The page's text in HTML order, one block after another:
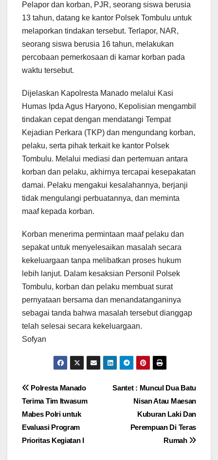
Pelapor dan korban, PJR, seorang siswa berusia
13 tahun, datang ke kantor Polsek Tombulu untuk
melaporkan tindakan tersebut. Terlapor, NAR,
seorang siswa berusia 16 tahun, melakukan
percobaan pemerkosaan di kamar korban pada
waktu tersebut.
Dijelaskan Kapolresta Manado melalui Kasi
Humas Ipda Agus Haryono, Kepolisian mengambil
tindakan cepat dengan mendatangi Tempat
Kejadian Perkara (TKP) dan mengundang korban,
pelaku, serta pihak terkait ke kantor Polsek
Tombulu. Melalui mediasi dan pertemuan antara
korban dan pelaku, akhirnya tercapai kesepakatan
damai. Pelaku mengakui kesalahannya, berjanji
tidak mengulangi perbuatannya, dan meminta
maaf kepada korban.
Korban menerima permintaan maaf pelaku dan
sepakat untuk menyelesaikan masalah secara
kekeluargaan tanpa melibatkan proses hukum
lebih lanjut. Dalam kesaksian Personil Polsek
Tombulu, korban dan pelaku membuat surat
pernyataan bersama dan menandatanganinya
sebagai tanda bahwa masalah tersebut dianggap
telah selesai secara kekeluargaan.
Sofyan
Navigasi
pos
Santet : Muncul Dua Batu
Nisan Atau Maesan
Kuburan Laki Dan
Perempuan Di Teras
Rumah
Polresta Manado
Terima Tim Itwasum
Mabes Polri untuk
Evaluasi Program
Prioritas Kegiatan I